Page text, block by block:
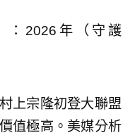
：2026年（守護
上宗隆初登大聯盟
值極高。美媒分析